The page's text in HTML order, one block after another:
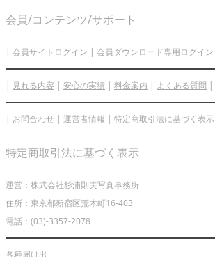
会員/コンテンツ/サポート
| 会員サイトログイン | 会員ダウンロード専用ログイン
| 見れる内容 | 安心の実績 | 料金案内 | よくある質問 |
| お問合わせ | 運営者情報 | 特定商取引法に基づく表示
特定商取引法に基づく表示
運営：株式会社杉浦則夫写真事務所
住所：東京都新宿区荒木町16-403
電話：(03)-3357-2078
各種届け出